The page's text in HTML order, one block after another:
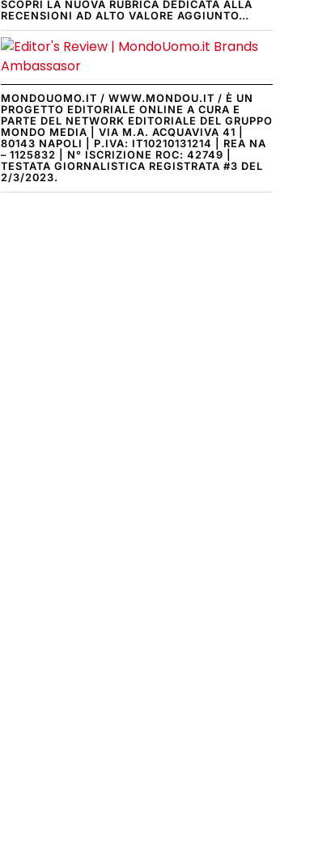
SCOPRI LA NUOVA RUBRICA DEDICATA ALLA
RECENSIONI AD ALTO VALORE AGGIUNTO…
MONDOUOMO.IT / WWW.MONDOU.IT / È UN
PROGETTO EDITORIALE ONLINE A CURA E
PARTE DEL NETWORK EDITORIALE DEL GRUPPO
MONDO MEDIA | VIA M.A. ACQUAVIVA 41 |
80143 NAPOLI | P.IVA: IT10210131214 | REA NA
– 1125832 | N° ISCRIZIONE ROC: 42749 |
TESTATA GIORNALISTICA REGISTRATA #3 DEL
2/3/2023.